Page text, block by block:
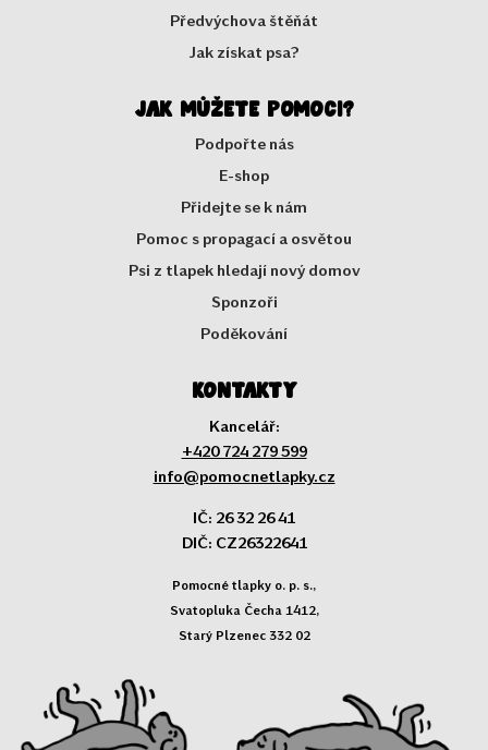
Předvýchova štěňát
Jak získat psa?
Jak můžete pomoci?
Podpořte nás
E-shop
Přidejte se k nám
Pomoc s propagací a osvětou
Psi z tlapek hledají nový domov
Sponzoři
Poděkování
Kontakty
Kancelář:
+420 724 279 599
info@pomocnetlapky.cz
IČ: 26 32 26 41
DIČ: CZ26322641
Pomocné tlapky o. p. s.,
Svatopluka Čecha 1412,
Starý Plzenec 332 02